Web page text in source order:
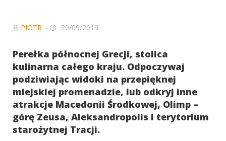
PIOTR 20/09/2019
Perełka północnej Grecji, stolica
kulinarna całego kraju. Odpoczywaj
podziwiając widoki na przepięknej
miejskiej promenadzie, lub odkryj inne
atrakcje Macedonii Środkowej, Olimp –
górę Zeusa, Aleksandropolis i terytorium
starożytnej Tracji.
któremu serwis
może być coraz
lepszy.
Marketing